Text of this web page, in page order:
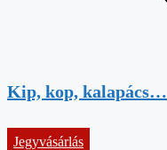
Jegyvásárlás
Kip, kop, kalapács…